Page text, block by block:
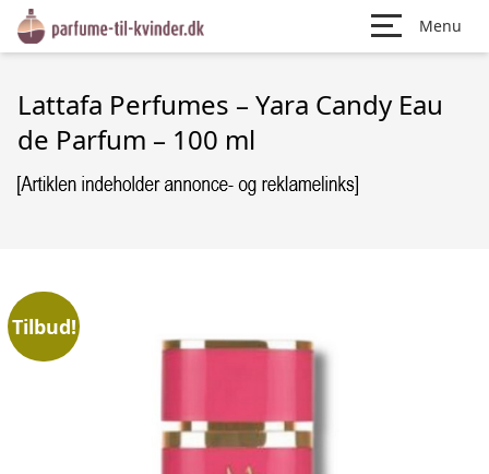
Menu
Lattafa Perfumes – Yara Candy Eau
de Parfum – 100 ml
Tilbud!